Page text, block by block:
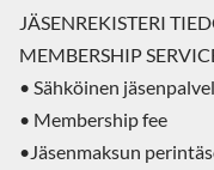
JÄSENREKISTERI
MEMBERSHIP
• Sähköinen
• Membership fee
•Jäsenmaksun